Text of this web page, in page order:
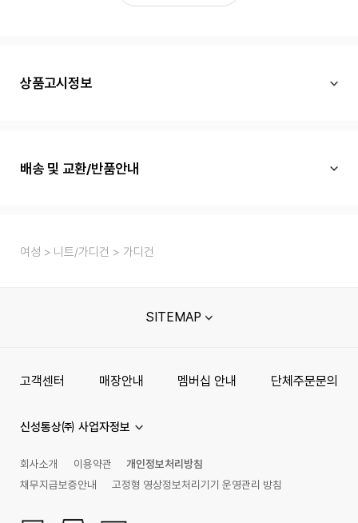
상품고시정보
배송 및 교환/반품안내
여성 니트/가디건 가디건
SITEMAP
고객센터 매장안내 멤버십 안내 단체주문문의
신성통상㈜ 사업자정보
회사소개 이용약관
개인정보처리방침
채무지급보증안내
고정형 영상정보처리기기 운영관리 방침